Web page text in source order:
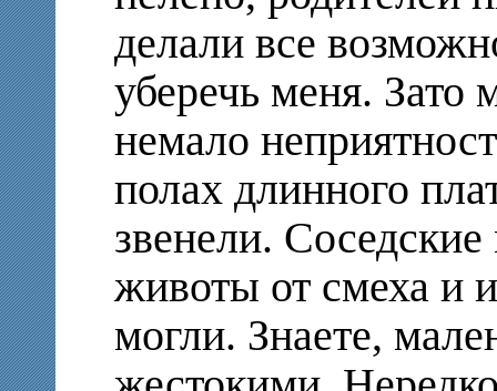
делали все
уберечь меня. Зато
немало
полах длинного
звенели.
животы от смеха и
могли. Знаете,